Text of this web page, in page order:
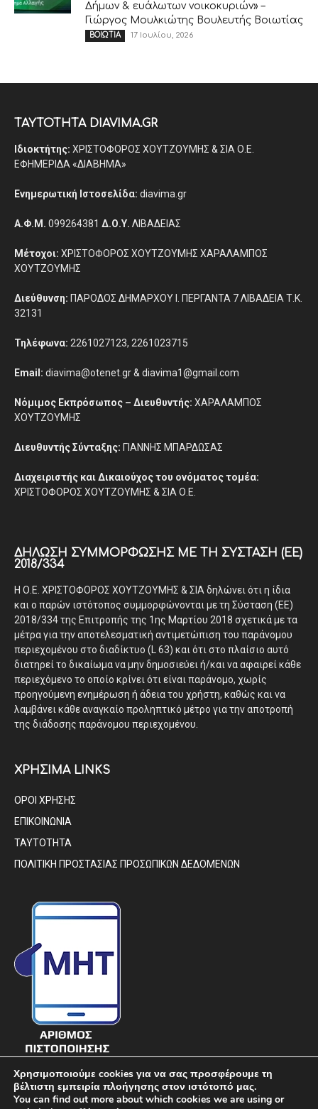
Δήμων & ευάλωτων νοικοκυριών» –
Γιώργος Μουλκιώτης Βουλευτής Βοιωτίας
ΒΟΙΩΤΙΑ 17 Ιουλίου, 2026
ΤΑΥΤΟΤΗΤΑ DIAVIMA.GR
Ιδιοκτήτης: ΧΡΙΣΤΟΦΟΡΟΣ ΧΟΥΤΖΟΥΜΗΣ & ΣΙΑ Ο.Ε.
ΕΦΗΜΕΡΙΔΑ «ΔΙΑΒΗΜΑ»
Ενημερωτική Ιστοσελίδα: diavima.gr
Α.Φ.Μ. 099264381 Δ.Ο.Υ. ΛΙΒΑΔΕΙΑΣ
Μέτοχοι: ΧΡΙΣΤΟΦΟΡΟΣ ΧΟΥΤΖΟΥΜΗΣ ΧΑΡΑΛΑΜΠΟΣ
ΧΟΥΤΖΟΥΜΗΣ
Διεύθυνση: ΠΑΡΟΔΟΣ ΔΗΜΑΡΧΟΥ Ι. ΠΕΡΓΑΝΤΑ 7 ΛΙΒΑΔΕΙΑ Τ.Κ.
32131
Τηλέφωνα: 2261027123, 2261023715
Email: diavima@otenet.gr & diavima1@gmail.com
Νόμιμος Εκπρόσωπος – Διευθυντής: ΧΑΡΑΛΑΜΠΟΣ
ΧΟΥΤΖΟΥΜΗΣ
Διευθυντής Σύνταξης: ΓΙΑΝΝΗΣ ΜΠΑΡΔΩΣΑΣ
Διαχειριστής και Δικαιούχος του ονόματος τομέα:
ΧΡΙΣΤΟΦΟΡΟΣ ΧΟΥΤΖΟΥΜΗΣ & ΣΙΑ Ο.Ε.
ΔΉΛΩΣΗ ΣΥΜΜΌΡΦΩΣΗΣ ΜΕ ΤΗ ΣΎΣΤΑΣΗ (ΕΕ)
2018/334
Η Ο.Ε. ΧΡΙΣΤΟΦΟΡΟΣ ΧΟΥΤΖΟΥΜΗΣ & ΣΙΑ δηλώνει ότι η ίδια
και ο παρών ιστότοπος συμμορφώνονται με τη Σύσταση (ΕΕ)
2018/334 της Επιτροπής της 1ης Μαρτίου 2018 σχετικά με τα
μέτρα για την αποτελεσματική αντιμετώπιση του παράνομου
περιεχομένου στο διαδίκτυο (L 63) και ότι στο πλαίσιο αυτό
διατηρεί το δικαίωμα να μην δημοσιεύει ή/και να αφαιρεί κάθε
περιεχόμενο το οποίο κρίνει ότι είναι παράνομο, χωρίς
προηγούμενη ενημέρωση ή άδεια του χρήστη, καθώς και να
λαμβάνει κάθε αναγκαίο προληπτικό μέτρο για την αποτροπή
της διάδοσης παράνομου περιεχομένου.
ΧΡΗΣΙΜΑ LINKS
ΟΡΟΙ ΧΡΗΣΗΣ
ΕΠΙΚΟΙΝΩΝΙΑ
ΤΑΥΤΟΤΗΤΑ
ΠΟΛΙΤΙΚΗ ΠΡΟΣΤΑΣΙΑΣ ΠΡΟΣΩΠΙΚΩΝ ΔΕΔΟΜΕΝΩΝ
Χρησιμοποιούμε cookies για να σας προσφέρουμε τη
βέλτιστη εμπειρία πλοήγησης στον ιστότοπό μας.
You can find out more about which cookies we are using or